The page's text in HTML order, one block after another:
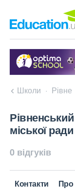
Школи Рівне
міської ради
0 відгуків
Контакти Про